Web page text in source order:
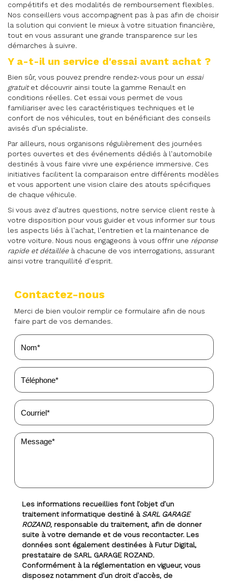
compétitifs et des modalités de remboursement flexibles.
Nos conseillers vous accompagnent pas à pas afin de choisir
la solution qui convient le mieux à votre situation financière,
tout en vous assurant une grande transparence sur les
démarches à suivre.
Y a-t-il un service d'essai avant achat ?
Bien sûr, vous pouvez prendre rendez-vous pour un essai
gratuitet découvrir ainsi toute la gamme Renault en
conditions réelles. Cet essai vous permet de vous
familiariser avec les caractéristiques techniques et le
confort de nos véhicules, tout en bénéficiant des conseils
avisés d'un spécialiste.
Par ailleurs, nous organisons régulièrement des journées
portes ouvertes et des événements dédiés à l'automobile
destinés à vous faire vivre une expérience immersive. Ces
initiatives facilitent la comparaison entre différents modèles
et vous apportent une vision claire des atouts spécifiques
de chaque véhicule.
Si vous avez d'autres questions, notre service client reste à
votre disposition pour vous guider et vous informer sur tous
les aspects liés à l'achat, l'entretien et la maintenance de
votre voiture. Nous nous engageons à vous offrir une réponse
rapide et détailléeà chacune de vos interrogations, assurant
ainsi votre tranquillité d'esprit.
Contactez-nous
Merci de bien vouloir remplir ce formulaire afin de nous
faire part de vos demandes.
Les informations recueillies font l’objet d’un
traitement informatique destiné àSARL GARAGE
ROZAND, responsable du traitement, afin de donner
suite à votre demande et de vous recontacter. Les
données sont également destinées à Futur Digital,
prestataire de SARL GARAGE ROZAND.
Conformément à la réglementation en vigueur, vous
disposez notamment d'un droit d'accès, de